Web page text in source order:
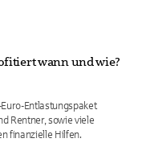
wann und wie?
Entlastungspaket
Rentner, sowie viele
finanzielle Hilfen.